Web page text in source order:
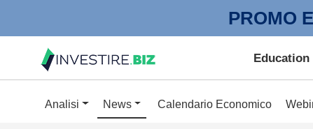
PROMO
Education
Analisi News Calendario Economico